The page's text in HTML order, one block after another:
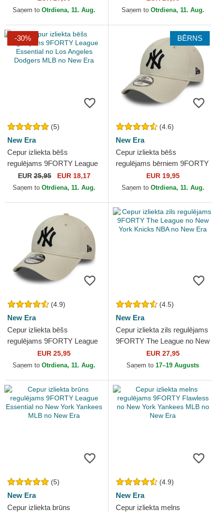
Yankees MLB no 47...
Saņem to Otrdiena, 11. Aug.
Yankees MLB no New Era
Saņem to Otrdiena, 11. Aug.
-30%
(5)
New Era
Cepur izliekta bēšs
regulējams 9FORTY League
Essential no Los Angeles
Dodgers MLB no New Era
EUR25,95 EUR 18,17
Saņem to Otrdiena, 11. Aug.
BĒRNS
(4.6)
New Era
Cepur izliekta bēšs
regulējams bērniem 9FORTY
League Essential no New
York Yankees MLB no New
EUR 19,95
Saņem to Otrdiena, 11. Aug.
(4.9)
New Era
Cepur izliekta bēšs
regulējams 9FORTY League
Essential no New York
Yankees MLB no New Era
EUR 25,95
Saņem to Otrdiena, 11. Aug.
(4.5)
New Era
Cepur izliekta zils regulējams
9FORTY The League no New
York Knicks NBA no New Era
EUR 27,95
Saņem to 17–19 Augusts
(5)
New Era
Cepur izliekta brūns
(4.9)
New Era
Cepur izliekta melns